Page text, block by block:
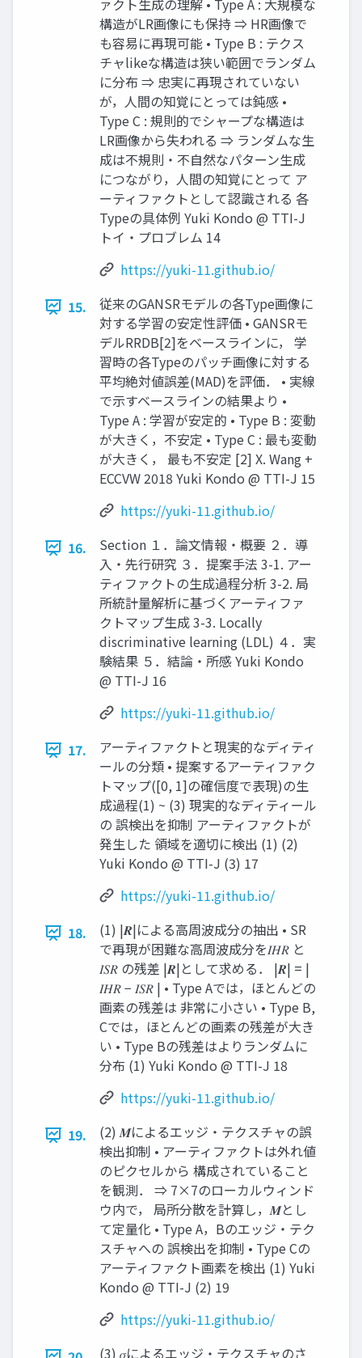
ァクト生成の理解 • Type A : 大規模な
構造がLR画像にも保持 ⇒ HR画像で
も容易に再現可能 • Type B : テクス
チャlikeな構造は狭い範囲でランダム
に分布 ⇒ 忠実に再現されていない
が，人間の知覚にとっては鈍感 •
Type C : 規則的でシャープな構造は
LR画像から失われる ⇒ ランダムな生
成は不規則・不自然なパターン生成
につながり，人間の知覚にとって ア
ーティファクトとして認識される 各
Typeの具体例 Yuki Kondo @ TTI-J
トイ・プロブレム 14
https://yuki-11.github.io/
15.
従来のGANSRモデルの各Type画像に
対する学習の安定性評価 • GANSRモ
デルRRDB[2]をベースラインに， 学
習時の各Typeのパッチ画像に対する
平均絶対値誤差(MAD)を評価． • 実線
で示すベースラインの結果より •
Type A : 学習が安定的 • Type B : 変動
が大きく，不安定 • Type C : 最も変動
が大きく， 最も不安定 [2] X. Wang +
ECCVW 2018 Yuki Kondo @ TTI-J 15
https://yuki-11.github.io/
16.
Section １．論文情報・概要 ２．導
入・先行研究 ３．提案手法 3-1. アー
ティファクトの生成過程分析 3-2. 局
所統計量解析に基づくアーティファ
クトマップ生成 3-3. Locally
discriminative learning (LDL) ４．実
験結果 ５．結論・所感 Yuki Kondo
@ TTI-J 16
https://yuki-11.github.io/
17.
アーティファクトと現実的なディティ
ールの分類 • 提案するアーティファク
トマップ([0, 1]の確信度で表現)の生
成過程(1) ~ (3) 現実的なディティール
の 誤検出を抑制 アーティファクトが
発生した 領域を適切に検出 (1) (2)
Yuki Kondo @ TTI-J (3) 17
https://yuki-11.github.io/
18.
(1) |𝑹|による高周波成分の抽出 • SR
で再現が困難な高周波成分を𝐼𝐻𝑅 と
𝐼𝑆𝑅 の残差 |𝑹|として求める． |𝑹| = |
𝐼𝐻𝑅 − 𝐼𝑆𝑅 | • Type Aでは，ほとんどの
画素の残差は 非常に小さい • Type B,
Cでは，ほとんどの画素の残差が大き
い • Type Bの残差はよりランダムに
分布 (1) Yuki Kondo @ TTI-J 18
https://yuki-11.github.io/
19.
(2) 𝑴によるエッジ・テクスチャの誤
検出抑制 • アーティファクトは外れ値
のピクセルから 構成されていること
を観測． ⇒ 7×7のローカルウィンド
ウ内で， 局所分散を計算し，𝑴とし
て定量化 • Type A，Bのエッジ・テク
スチャへの 誤検出を抑制 • Type Cの
アーティファクト画素を検出 (1) Yuki
Kondo @ TTI-J (2) 19
https://yuki-11.github.io/
(3) 𝜎によるエッジ・テクスチャのさ